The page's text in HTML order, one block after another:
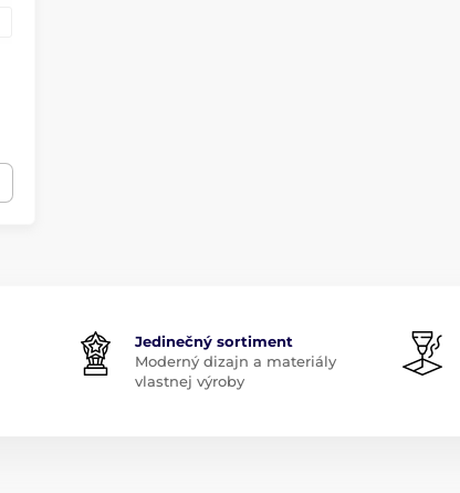
Jedinečný sortiment
Moderný dizajn a materiály
vlastnej výroby